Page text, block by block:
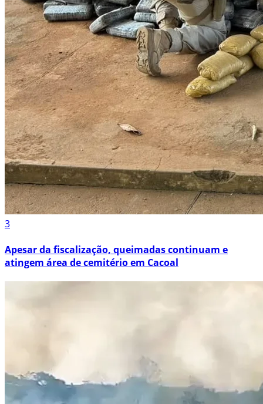
3
Apesar da fiscalização, queimadas continuam e
atingem área de cemitério em Cacoal